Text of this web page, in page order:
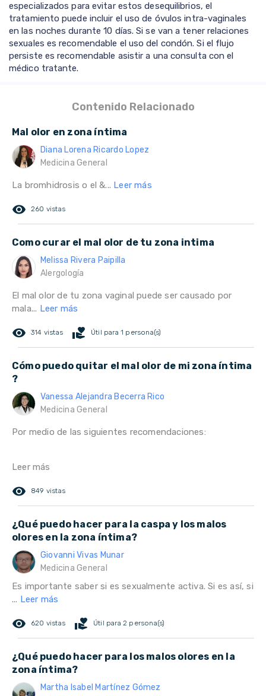
especializados para evitar estos desequilibrios, el
tratamiento puede incluir el uso de óvulos intra-vaginales
en las noches durante 10 días. Si se van a tener relaciones
sexuales es recomendable el uso del condón. Si el flujo
persiste es recomendable asistir a una consulta con el
médico tratante.
Contenido Relacionado
Mal olor en zona íntima
Diana Lorena Ricardo Lopez
Medicina General
La bromhidrosis o el &... Leer más
remove_red_eye 260 vistas
Como curar el mal olor de tu zona intima
Melissa Rivera Paipilla
Alergología
El mal olor de tu zona vaginal puede ser causado por
mala... Leer más
remove_red_eye 314 vistas volunteer_activism Útil para 1 persona(s)
Cómo puedo quitar el mal olor de mi zona íntima
?
Vanessa Alejandra Becerra Rico
Medicina General
Por medio de las siguientes recomendaciones:
Leer más
remove_red_eye 849 vistas
¿Qué puedo hacer para la caspa y los malos
olores en la zona íntima?
Giovanni Vivas Munar
Medicina General
Es importante saber si es sexualmente activa. Si es así, si
... Leer más
remove_red_eye 620 vistas volunteer_activism Útil para 2 persona(s)
¿Qué puedo hacer para los malos olores en la
zona íntima?
Martha Isabel Martínez Gómez